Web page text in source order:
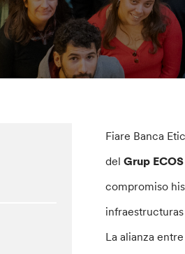
Fiare Banca
delGrup ECOS
compromiso
La alianza